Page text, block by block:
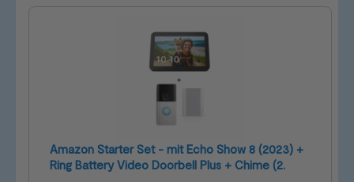
Amazon Starter Set - mit Echo Show 8 (2023) +
Ring Battery Video Doorbell Plus + Chime (2.